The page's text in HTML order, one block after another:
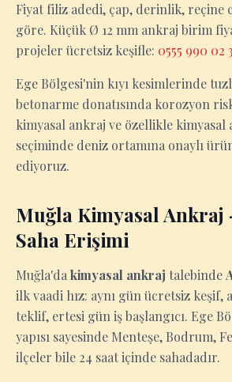
Fiyat filiz adedi, çap, derinlik, reçine
göre. Küçük Ø 12 mm ankraj birim
projeler ücretsiz keşifle: 0555 990 02
Ege Bölgesi'nin kıyı kesimlerinde
betonarme donatısında korozyon
kimyasal ankraj ve özellikle kimyasal
seçiminde deniz ortamına onaylı
ediyoruz.
Muğla Kimyasal Ankraj
Saha Erişimi
Muğla'da kimyasal ankraj talebinde
ilk vaadi hız: aynı gün ücretsiz keşif,
teklif, ertesi gün iş başlangıcı. Ege
yapısı sayesinde Menteşe, Bodrum,
ilçeler bile 24 saat içinde sahadadır.